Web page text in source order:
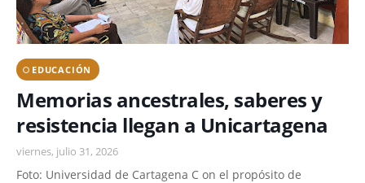
EDUCACIÓN
Memorias ancestrales, saberes y
resistencia llegan a Unicartagena
viernes, julio 31, 2026
Foto: Universidad de Cartagena C on el propósito de